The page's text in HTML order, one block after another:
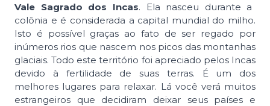
Vale Sagrado dos Incas. Ela nasceu durante a
colônia e é considerada a capital mundial do milho.
Isto é possível graças ao fato de ser regado por
inúmeros rios que nascem nos picos das montanhas
glaciais. Todo este território foi apreciado pelos Incas
devido à fertilidade de suas terras. É um dos
melhores lugares para relaxar. Lá você verá muitos
estrangeiros que decidiram deixar seus países e